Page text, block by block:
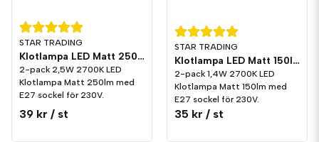
STAR TRADING
Klotlampa LED Matt 250lm E27 2700K 2-pack
2-pack 2,5W 2700K LED
Klotlampa Matt 250lm med
E27 sockel för 230V.
39 kr / st
STAR TRADING
Klotlampa LED Matt 150lm E27 2700K 2-pack
2-pack 1,4W 2700K LED
Klotlampa Matt 150lm med
E27 sockel för 230V.
35 kr / st